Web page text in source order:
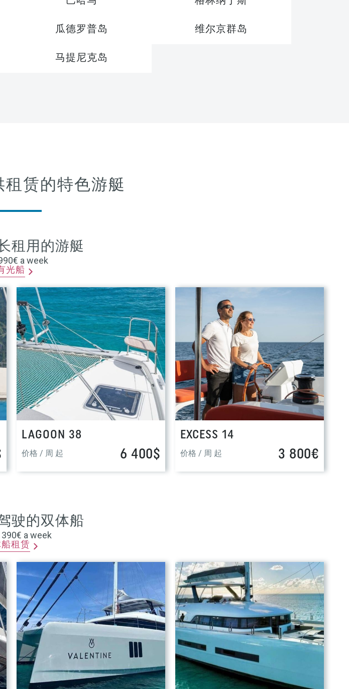
瓜德罗普岛 维尔京群岛
马提尼克岛
赁的特色游艇
租用的游艇
a week
光船
LAGOON 38
价格 / 周 起 6 400$
EXCESS 14
价格 / 周 起 3 800€
驶的双体船
a week
租赁